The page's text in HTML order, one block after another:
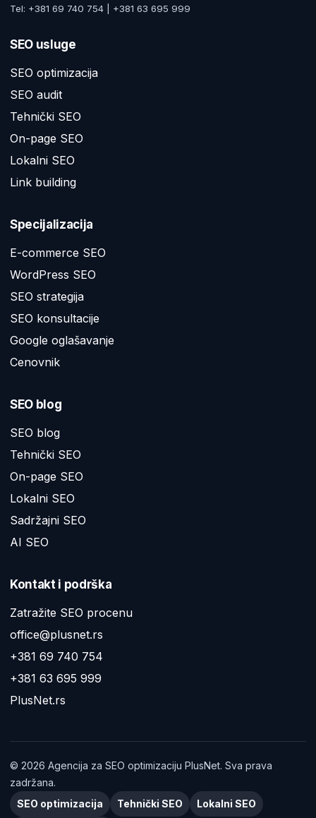
Tel: +381 69 740 754 | +381 63 695 999
SEO usluge
SEO optimizacija
SEO audit
Tehnički SEO
On-page SEO
Lokalni SEO
Link building
Specijalizacija
E-commerce SEO
WordPress SEO
SEO strategija
SEO konsultacije
Google oglašavanje
Cenovnik
SEO blog
SEO blog
Tehnički SEO
On-page SEO
Lokalni SEO
Sadržajni SEO
AI SEO
Kontakt i podrška
Zatražite SEO procenu
office@plusnet.rs
+381 69 740 754
+381 63 695 999
PlusNet.rs
© 2026 Agencija za SEO optimizaciju PlusNet. Sva prava
zadržana.
SEO optimizacija
Tehnički SEO Lokalni SEO